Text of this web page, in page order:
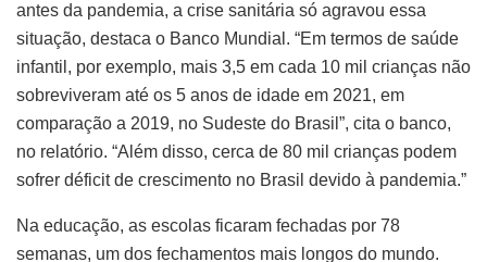
antes da pandemia, a crise sanitária só agravou essa
situação, destaca o Banco Mundial. “Em termos de saúde
infantil, por exemplo, mais 3,5 em cada 10 mil crianças não
sobreviveram até os 5 anos de idade em 2021, em
comparação a 2019, no Sudeste do Brasil”, cita o banco,
no relatório. “Além disso, cerca de 80 mil crianças podem
sofrer déficit de crescimento no Brasil devido à pandemia.”
Na educação, as escolas ficaram fechadas por 78
semanas, um dos fechamentos mais longos do mundo.